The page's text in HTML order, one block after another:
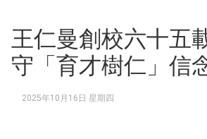
王仁曼創校六十五
守「育才樹仁」信
2025年10月16日 星期四